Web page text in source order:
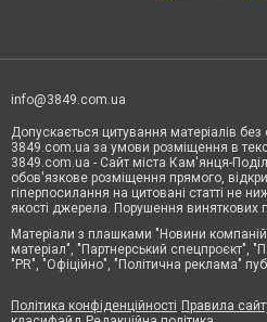
info@3849.com.ua
Допускається цитування матеріалів
3849.com.ua за умови розміщення в
3849.com.ua - Сайт міста Кам'янця-
обов'язкове розміщення прямого,
гіперпосилання на цитовані статті не
якості джерела. Порушення виняткових
Матеріали з плашками "Новини
матеріал", "Партнерський спецпроєкт",
"PR", "Офіційно", "Політична реклама"
Політика конфіденційності Правила